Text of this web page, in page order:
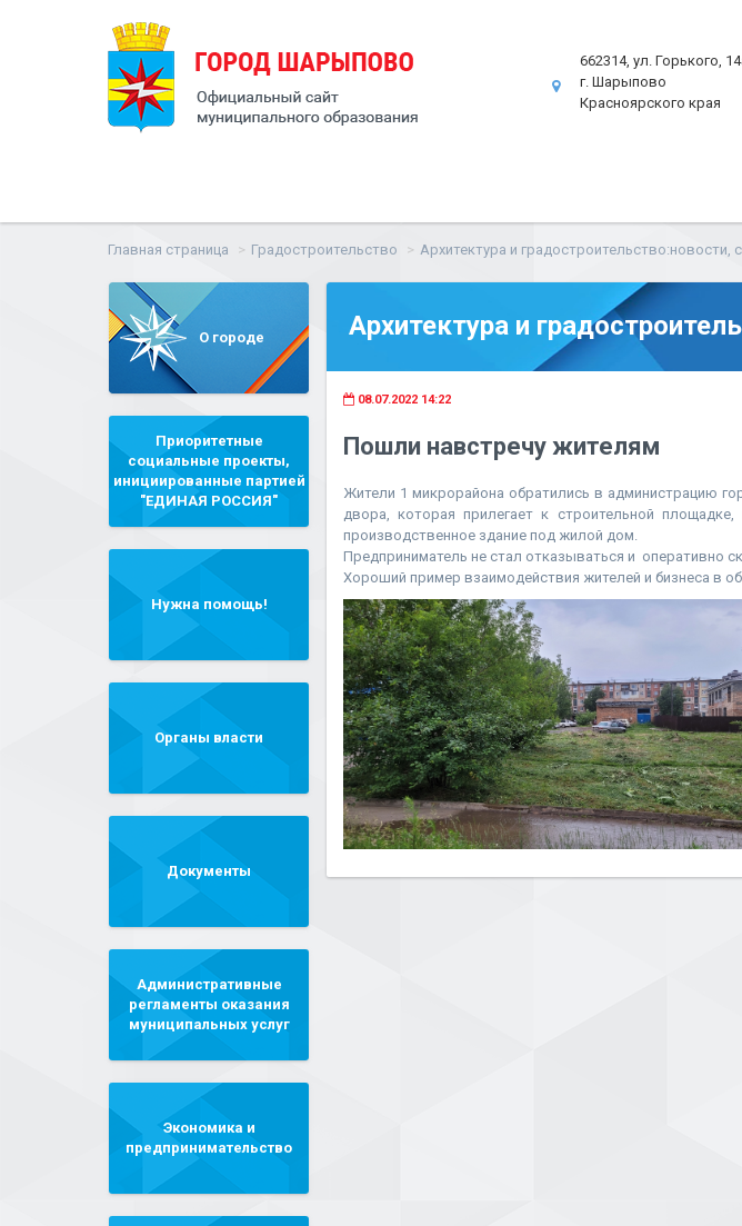
662314, ул. Горького,
г. Шарыпово
Красноярского края
Главная страница Градостроительство Архитектура и градостроительство:новости,
О городе
Приоритетные
социальные проекты,
инициированные партией
"ЕДИНАЯ РОССИЯ"
Нужна помощь!
Органы власти
Документы
Административные
регламенты оказания
муниципальных услуг
Экономика и
предпринимательство
Архитектура и
08.07.2022 14:22
Пошли навстречу жителям
Жители 1 микрорайона обратились в администрацию
двора, которая прилегает к строительной
производственное здание под жилой дом.
Предприниматель не стал отказываться и оперативно
Хороший пример взаимодействия жителей и бизнеса в